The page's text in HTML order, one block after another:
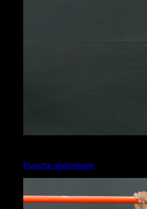
Planche abdominale